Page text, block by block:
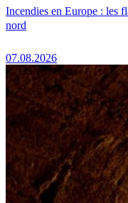
Incendies en Europe : les
nord
07.08.2026